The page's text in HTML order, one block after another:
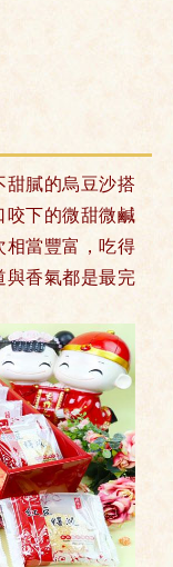
膩的烏豆沙搭
下的微甜微鹹
相當豐富，吃得
香氣都是最完